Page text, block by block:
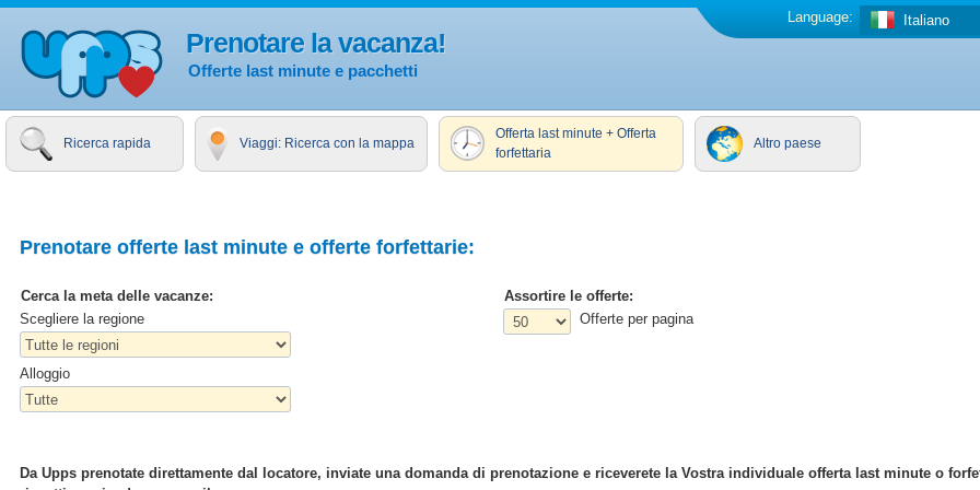
Prenotare la vacanza!
Offerte last minute e pacchetti
Italiano
Language:
Ricerca rapida Viaggi: Ricerca con la mappa
Offerta last minute + Offerta
forfettaria
Altro paese
Prenotare offerte last minute e offerte forfettarie:
Cerca la meta delle vacanze:
Scegliere la regione
Alloggio
Assortire le offerte:
Offerte per pagina
Da Upps prenotate direttamente dal locatore, inviate una domanda di prenotazione e riceverete la Vostra individuale offerta last minute o